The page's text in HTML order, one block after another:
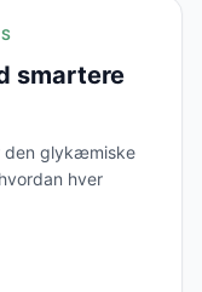
smartere
den glykæmiske
hver